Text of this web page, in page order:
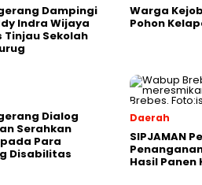
Dampingi
Indra Wijaya
Tinjau Sekolah
Warga
Pohon
Dialog
Serahkan
Para
Disabilitas
Daerah
SIPJAMAN
Hasil Panen